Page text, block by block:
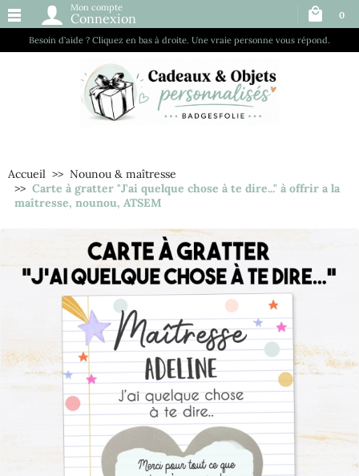
Besoin d’aide ? Cliquez en bas à droite. Une vraie personne vous répond.
Mon compte
Connexion 0
Accueil
Nounou & maîtresse
Carte à gratter "J'ai quelque chose à te dire..." à offrir a la
maîtresse, nounou, ATSEM